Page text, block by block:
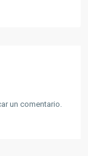
un comentario.